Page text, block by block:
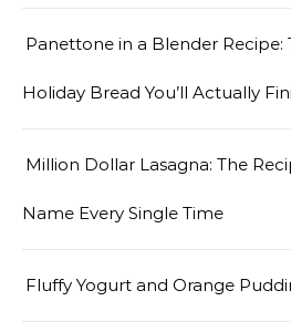
Panettone in a Blender Recipe:
Holiday Bread You’ll Actually
Million Dollar Lasagna: The
Name Every Single Time
Fluffy Yogurt and Orange